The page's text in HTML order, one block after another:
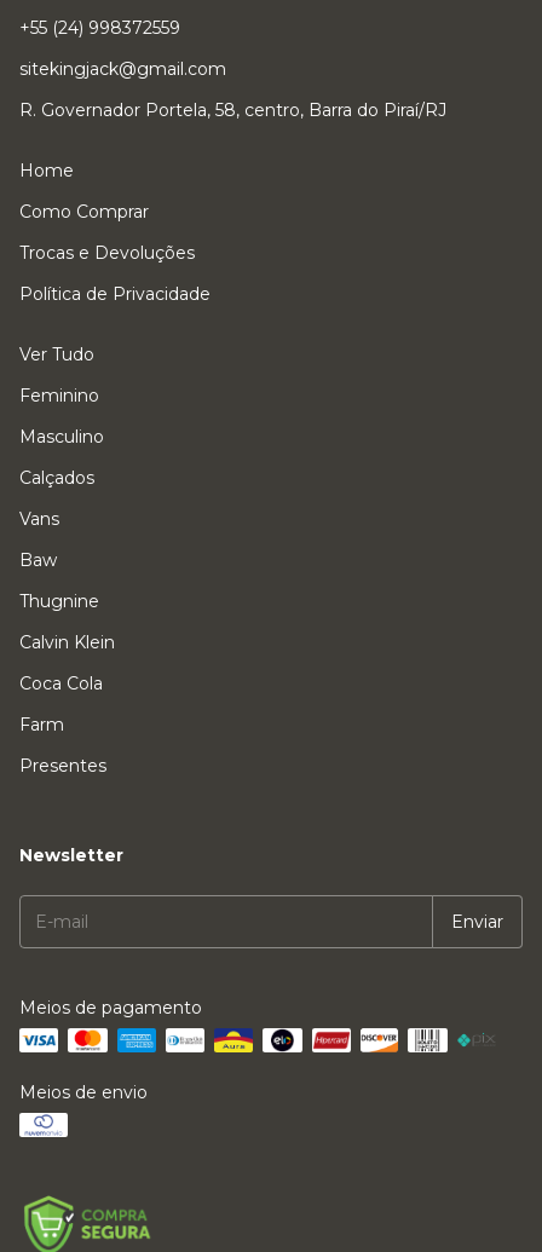
+55 (24) 998372559
sitekingjack@gmail.com
R. Governador Portela, 58, centro, Barra do Piraí/RJ
Home
Como Comprar
Trocas e Devoluções
Política de Privacidade
Ver Tudo
Feminino
Masculino
Calçados
Vans
Baw
Thugnine
Calvin Klein
Coca Cola
Farm
Presentes
Newsletter
Meios de pagamento
Meios de envio